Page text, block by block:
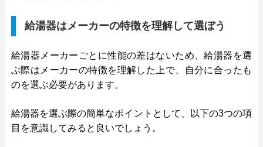
給湯器はメーカーの特徴を理解して選ぼう
給湯器メーカーごとに性能の差はないため、給湯器を選
ぶ際はメーカーの特徴を理解した上で、自分に合ったも
のを選ぶ必要があります。
給湯器を選ぶ際の簡単なポイントとして、以下の3つの項
目を意識してみると良いでしょう。